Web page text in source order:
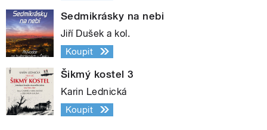
Sedmikrásky na nebi
Jiří Dušek a kol.
Koupit
Šikmý kostel 3
Karin Lednická
Koupit